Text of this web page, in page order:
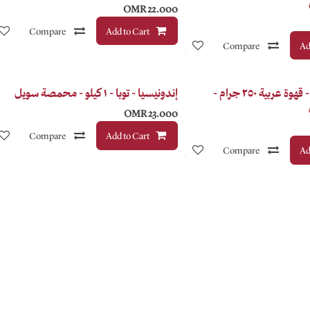
Compare إضافة إلى قائمة الأمنيات
22.000
OMR
Add to Cart
Compare
أوغندا - مُهجّة - قهوة عربية ٢٥٠ جرام -
Compare إضافة إلى قائمة الأمنيات
إندونيسيا - توبا - ١ كيلو - محمصة سويل
23.000
OMR
Add to Cart
Compare